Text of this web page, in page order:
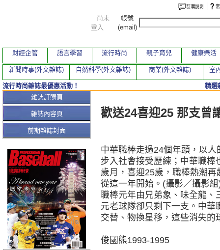
本期文章
歡送24喜迎25 那支曾
中華職棒走過24個年頭，以
步入社會接受歷練；中華職
歲月，喜迎25歲，職棒熱潮
從這一年開始。(攝影／攝影
職棒元年由兄弟象、味全龍、
元老球隊卻只剩下一支。中
交替、物換星移，這些消失
俊國熊1993-1995
雜誌訂購頁
雜誌內容頁
前期雜誌封面
尚未
登入
帳號
(email)
財經企管 語言學習 流行時尚 親子育兒 健康樂活
新聞時事(外文雜誌) 自然科學(外文雜誌) 商業(外文雜誌) 室
流行時尚雜誌最優惠活動！ 精選